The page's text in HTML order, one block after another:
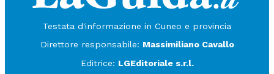
Testata d'informazione in Cuneo e provincia
Direttore responsabile: Massimiliano Cavallo
Editrice: LGEditoriale s.r.l.